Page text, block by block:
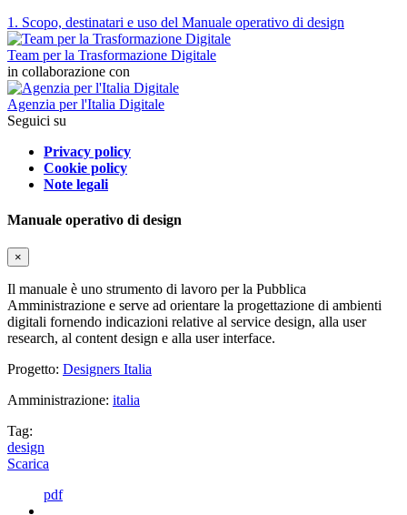
1. Scopo, destinatari e uso del Manuale operativo di design
Team per la Trasformazione Digitale
in collaborazione con
Agenzia per l'Italia Digitale
Seguici su
Privacy policy
Cookie policy
Note legali
Manuale operativo di design
×
Il manuale è uno strumento di lavoro per la Pubblica
Amministrazione e serve ad orientare la progettazione di ambienti
digitali fornendo indicazioni relative al service design, alla user
research, al content design e alla user interface.
Progetto: Designers Italia
Amministrazione: italia
Tag:
design
Scarica
pdf